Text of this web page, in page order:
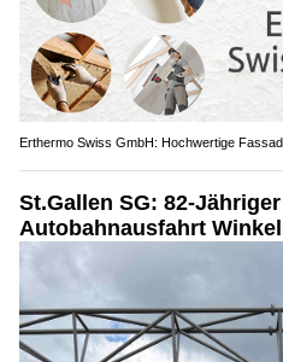
Erthermo Swiss GmbH: Hochwertige
St.Gallen SG: 82-
Autobahnausfahrt